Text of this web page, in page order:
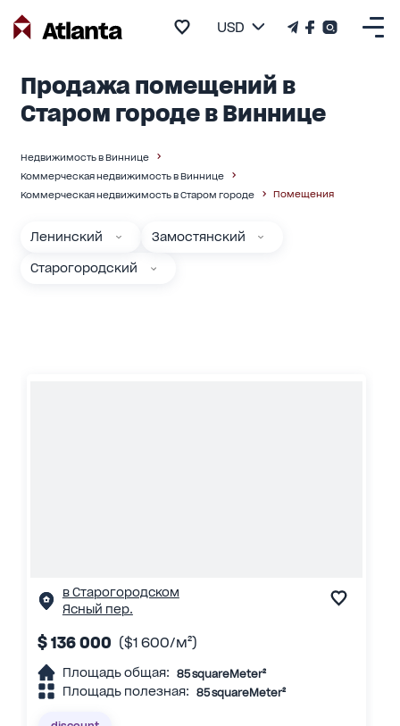
USD
Продажа помещений в
Старом городе в Виннице
Недвижимость в Виннице
Коммерческая недвижимость в Виннице
Коммерческая недвижимость в Старом городе
Помещения
Ленинский Замостянский
Старогородский
в Старогородском
Ясный пер.
$ 136 000 ($1 600/м²)
Площадь общая: 85 squareMeter²
Площадь полезная: 85 squareMeter²